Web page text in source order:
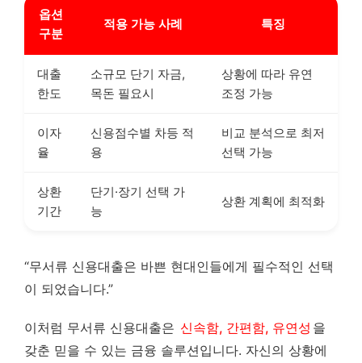
옵션
구분
적용 가능 사례 특징
대출
한도
소규모 단기 자금,
목돈 필요시
상황에 따라 유연
조정 가능
이자
율
신용점수별 차등 적
용
비교 분석으로 최저
선택 가능
상환
기간
단기·장기 선택 가
능
상환 계획에 최적화
“무서류 신용대출은 바쁜 현대인들에게 필수적인 선택
이 되었습니다.”
이처럼 무서류 신용대출은 신속함, 간편함, 유연성 을
갖춘 믿을 수 있는 금융 솔루션입니다. 자신의 상황에